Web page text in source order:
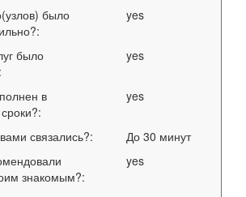
было
yes
было
yes
в
yes
связались?:
До 30 минут
знакомым?:
yes